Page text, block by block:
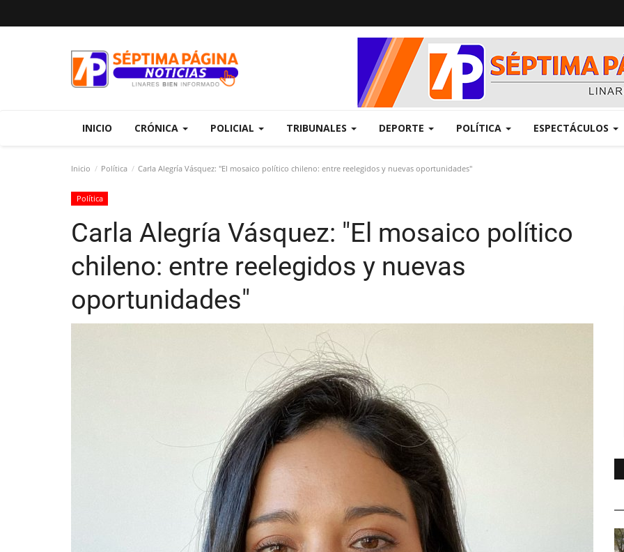
INICIO CRÓNICA POLICIAL TRIBUNALES DEPORTE POLÍTICA ESPECTÁCULOS
Inicio Política Carla Alegría Vásquez: "El mosaico político chileno: entre reelegidos y nuevas oportunidades"
Política
Carla Alegría Vásquez: "El mosaico político
chileno: entre reelegidos y nuevas
oportunidades"